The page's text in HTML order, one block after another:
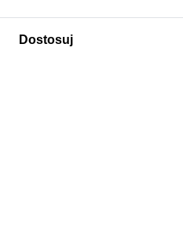
Polecamy
Dostosuj